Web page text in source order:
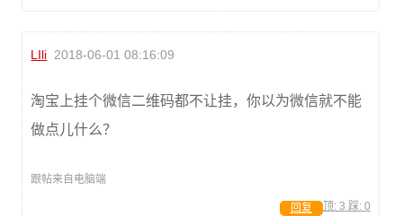
LIli 2018-06-01 08:16:09
淘宝上挂个微信二维码都不让挂，你以为微信就不能
做点儿什么？
跟帖来自电脑端
顶: 3 踩: 0
回复